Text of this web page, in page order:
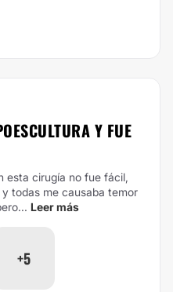
Y FUE
esta cirugía no fue fácil,
todas me causaba temor
Leer más
+5